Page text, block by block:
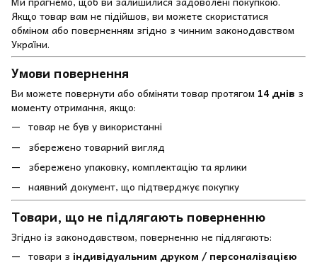
Якщо товар вам не підійшов, ви можете скористатися
обміном або поверненням згідно з чинним законодавством
України.
Умови повернення
Ви можете повернути або обміняти товар протягом 14 днів з
моменту отримання, якщо:
товар не був у використанні
збережено товарний вигляд
збережено упаковку, комплектацію та ярлики
наявний документ, що підтверджує покупку
Товари, що не підлягають поверненню
Згідно із законодавством, поверненню не підлягають:
товари з індивідуальним друком / персоналізацією